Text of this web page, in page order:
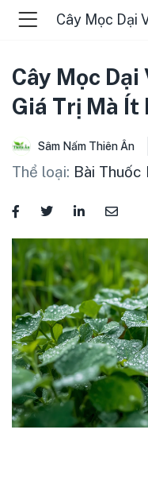
Cây Mọc
Giá Trị Mà
Sâm Nấm Thiên Ân
Thể loại: Bài Thuốc